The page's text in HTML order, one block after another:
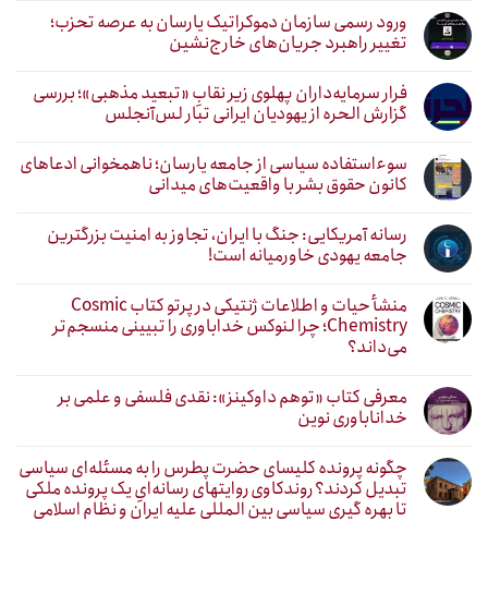
ورود رسمی سازمان دموکراتیک یارسان به عرصه تحزب؛
تغییر راهبرد جریان‌های خارج‌نشین
فرار سرمایه‌داران پهلوی زیر نقابِ «تبعید مذهبی»؛ بررسی
گزارش الحره از یهودیان ایرانی تبار لس‌آنجلس
سوءاستفاده سیاسی از جامعه یارسان؛ ناهمخوانی ادعاهای
کانون حقوق بشر با واقعیت‌های میدانی
رسانه آمریکایی: جنگ با ایران، تجاوز به امنیت بزرگترین
جامعه یهودی خاورمیانه است!
منشأ حیات و اطلاعات ژنتیکی در پرتو کتاب Cosmic
Chemistry؛ چرا لنوکس خداباوری را تبیینی منسجم‌تر
می‌داند؟
معرفی کتاب «توهم داوکینز»: نقدی فلسفی و علمی بر
خداناباوری نوین
چگونه پرونده کلیسای حضرت پطرس را به مسئله‌ای سیاسی
تبدیل کردند؟ روندکاوی روایتهای رسانه‌ایِ یک پرونده ملکی
تا بهره گیری سیاسی بین المللی علیه ایران و نظام اسلامی